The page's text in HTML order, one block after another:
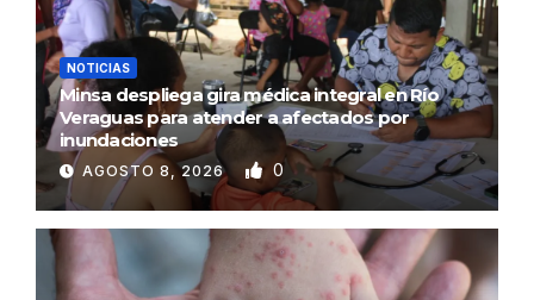
NOTICIAS
Minsa despliega gira médica integral en Río
Veraguas para atender a afectados por
inundaciones
AGOSTO 8, 2026 0